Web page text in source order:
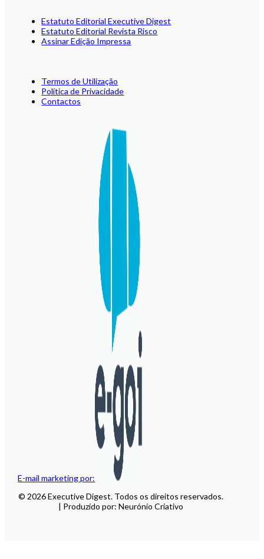
E-mail marketing por:
Estatuto Editorial Executive Digest
Estatuto Editorial Revista Risco
Assinar Edição Impressa
Termos de Utilização
Política de Privacidade
Contactos
© 2026 Executive Digest. Todos os direitos reservados.
| Produzido por: Neurónio Criativo